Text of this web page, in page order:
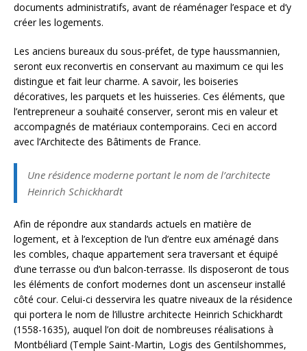
documents administratifs, avant de réaménager l’espace et d’y
créer les logements.
Les anciens bureaux du sous-préfet, de type haussmannien,
seront eux reconvertis en conservant au maximum ce qui les
distingue et fait leur charme. A savoir, les boiseries
décoratives, les parquets et les huisseries. Ces éléments, que
l’entrepreneur a souhaité conserver, seront mis en valeur et
accompagnés de matériaux contemporains. Ceci en accord
avec l’Architecte des Bâtiments de France.
Une résidence moderne portant le nom de l’architecte
Heinrich Schickhardt
Afin de répondre aux standards actuels en matière de
logement, et à l’exception de l’un d’entre eux aménagé dans
les combles, chaque appartement sera traversant et équipé
d’une terrasse ou d’un balcon-terrasse. Ils disposeront de tous
les éléments de confort modernes dont un ascenseur installé
côté cour. Celui-ci desservira les quatre niveaux de la résidence
qui portera le nom de l’illustre architecte Heinrich Schickhardt
(1558-1635), auquel l’on doit de nombreuses réalisations à
Montbéliard (Temple Saint-Martin, Logis des Gentilshommes,